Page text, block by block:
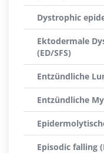
Dystrophic
Ektodermale
(ED/SFS)
Entzündliche
Entzündliche
Episodic falling